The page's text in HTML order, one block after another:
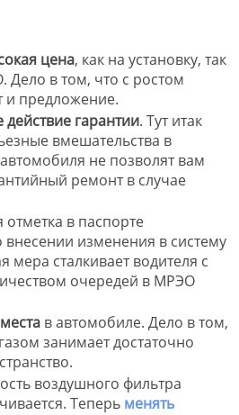
цена, как на установку, так
Дело в том, что с ростом
и предложение.
гарантии. Тут итак
вмешательства в
не позволят вам
ремонт в случае
отметка в паспорте
изменения в систему
мера сталкивает водителя с
очередей в МРЭО
в автомобиле. Дело в том,
занимает достаточно
воздушного фильтра
Теперь менять